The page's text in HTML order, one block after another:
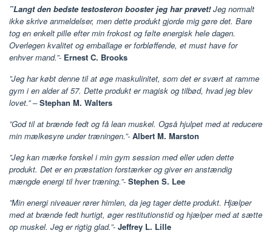
”Langt den bedste testosteron booster jeg har prøvet!Jeg normalt
ikke skrive anmeldelser, men dette produkt gjorde mig gøre det. Bare
tog en enkelt pille efter min frokost og følte energisk hele dagen.
Overlegen kvalitet og emballage er forbløffende, et must have for
enhver mand.”- Ernest C. Brooks
”Jeg har købt denne til at øge maskulinitet, som det er svært at ramme
gym i en alder af 57. Dette produkt er magisk og tilbød, hvad jeg blev
lovet.” –Stephan M. Walters
”God til at brænde fedt og få lean muskel. Også hjulpet med at reducere
min mælkesyre under træningen.”- Albert M. Marston
”Jeg kan mærke forskel i min gym session med eller uden dette
produkt. Det er en præstation forstærker og giver en anstændig
mængde energi til hver træning.”- Stephen S. Lee
”Min energi niveauer rører himlen, da jeg tager dette produkt. Hjælper
med at brænde fedt hurtigt, øger restitutionstid og hjælper med at sætte
op muskel. Jeg er rigtig glad.”- Jeffrey L. Lille